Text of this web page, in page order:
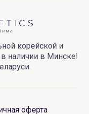
корейской и
наличии в Минске!
оферта